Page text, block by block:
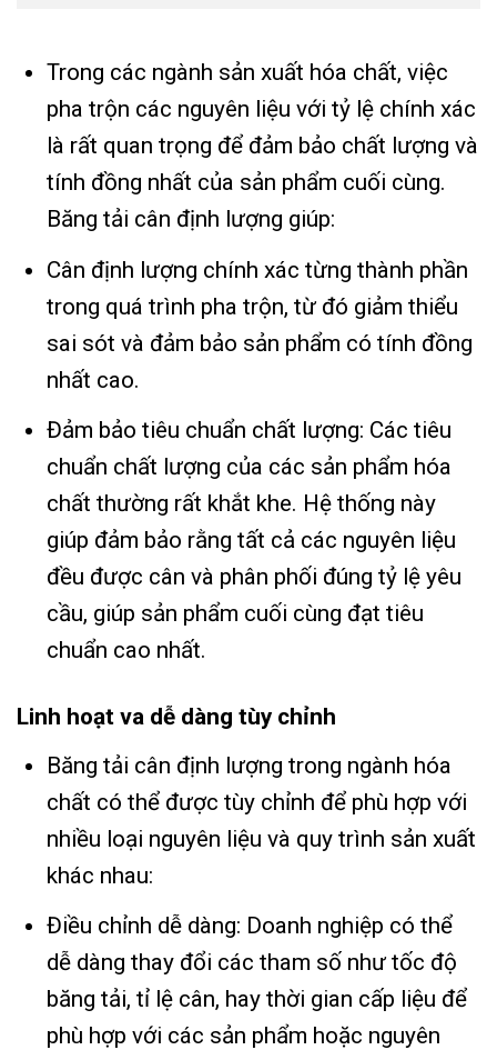
Trong các ngành sản xuất hóa chất, việc
pha trộn các nguyên liệu với tỷ lệ chính xác
là rất quan trọng để đảm bảo chất lượng và
tính đồng nhất của sản phẩm cuối cùng.
Băng tải cân định lượng giúp:
Cân định lượng chính xác từng thành phần
trong quá trình pha trộn, từ đó giảm thiểu
sai sót và đảm bảo sản phẩm có tính đồng
nhất cao.
Đảm bảo tiêu chuẩn chất lượng: Các tiêu
chuẩn chất lượng của các sản phẩm hóa
chất thường rất khắt khe. Hệ thống này
giúp đảm bảo rằng tất cả các nguyên liệu
đều được cân và phân phối đúng tỷ lệ yêu
cầu, giúp sản phẩm cuối cùng đạt tiêu
chuẩn cao nhất.
Linh hoạt va dễ dàng tùy chỉnh
Băng tải cân định lượng trong ngành hóa
chất có thể được tùy chỉnh để phù hợp với
nhiều loại nguyên liệu và quy trình sản xuất
khác nhau:
Điều chỉnh dễ dàng: Doanh nghiệp có thể
dễ dàng thay đổi các tham số như tốc độ
băng tải, tỉ lệ cân, hay thời gian cấp liệu để
phù hợp với các sản phẩm hoặc nguyên